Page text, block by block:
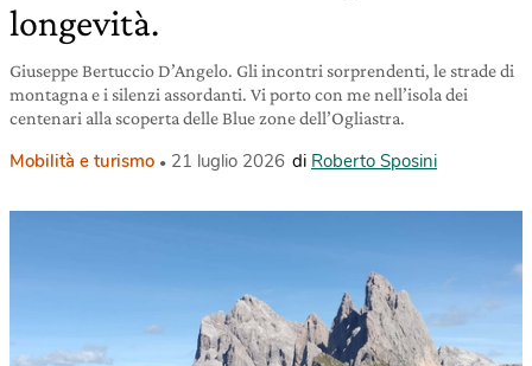
longevità.
Giuseppe Bertuccio D’Angelo. Gli incontri sorprendenti, le strade di
montagna e i silenzi assordanti. Vi porto con me nell’isola dei
centenari alla scoperta delle Blue zone dell’Ogliastra.
Mobilità e turismo 21 luglio 2026 di Roberto Sposini